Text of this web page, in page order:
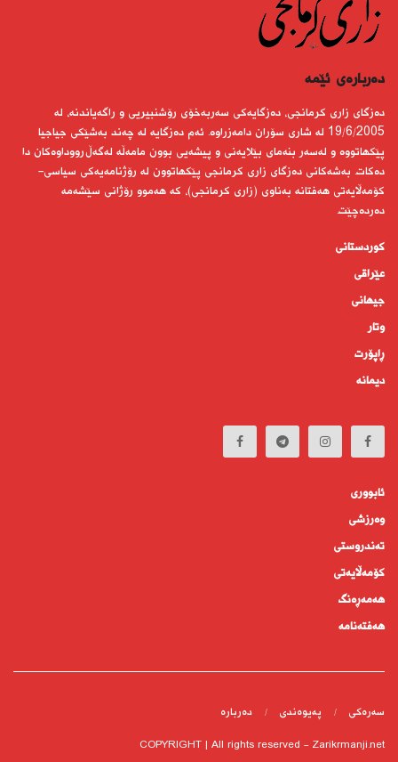
دەربارەى ئێمە
دەزگای زاری كرمانجی، دەزگایەكی سەربەخۆی رۆشنبیریی و راگەیاندنە، لە
19/6/2005 لە شاری سۆران دامەزراوە. ئەم دەزگایە لە چەند بەشێكی جیاجیا
پێكهاتووە و لەسەر بنەمای بێلایەنی و پیشەیی بوون مامەڵە لەگەڵ رووداوەكان دا
دەكات. بەشەكانی دەزگای زاری كرمانجی پێكهاتوون لە رۆژنامەیەكی سیاسی-
كۆمەڵایەتی هەفتانە بەناوی (زاری كرمانجی)، كە هەموو رۆژانی سێشەمە
دەردەچێت.
کوردستانى
عێراقی
جیهانى
وتار
ڕاپۆرت
دیمانە
ئابوورى
وەرزشی
تەندروستى
كۆمه‌ڵايه‌تى
هەمەڕەنگ
هەفتەنامە
سەرەکی پەیوەندى دەربارە
COPYRIGHT | All rights reserved - Zarikrmanji.net